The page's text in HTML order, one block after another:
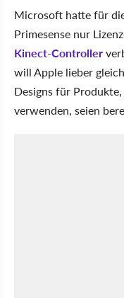
Microsoft hatte für
Primesense nur
Kinect-Controller
will Apple lieber
Designs für
verwenden, seien